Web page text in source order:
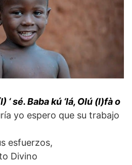
‘ sé. Baba kú ‘lá, Olú (l)fà o
yo espero que su trabajo
esfuerzos,
Divino